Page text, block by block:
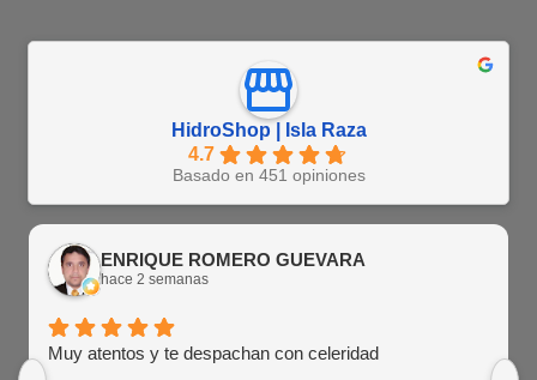
HidroShop | Isla Raza
4.7
Basado en 451 opiniones
ENRIQUE ROMERO GUEVARA
hace 2 semanas
Muy atentos y te despachan con celeridad